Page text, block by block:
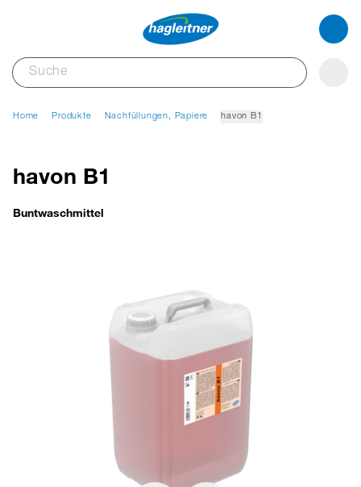
Home Produkte Nachfüllungen, Papiere havon B1
havon B1
Buntwaschmittel